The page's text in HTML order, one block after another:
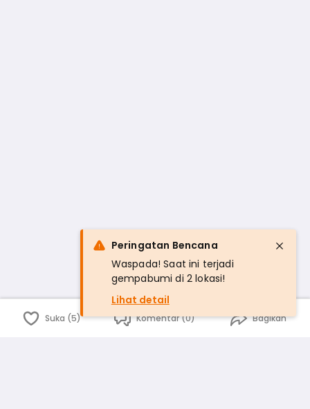
Suka (5) Komentar (0) Bagikan
Peringatan Bencana
Waspada! Saat ini terjadi
gempabumi di 2 lokasi!
Lihat detail